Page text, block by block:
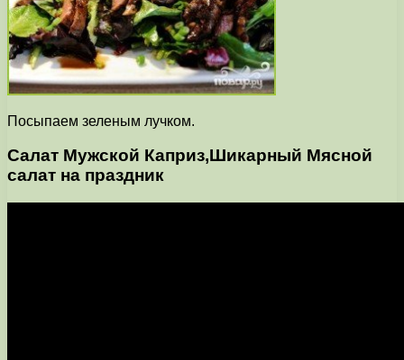
Посыпаем зеленым лучком.
Салат Мужской Каприз,Шикарный Мясной
салат на праздник